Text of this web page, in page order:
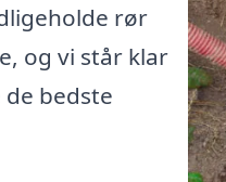
rør
og vi står klar
bedste